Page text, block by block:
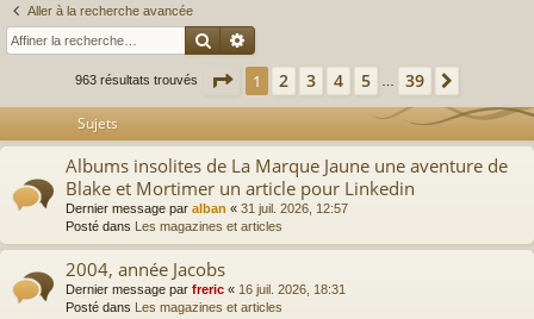
de
h
e
Aller à la recherche avancée
Rechercher
963 résultats trouvés Page 1 sur 39
1 2 3 4 5 39
Sujets
Albums insolites de La Marque Jaune une aventure de
Blake et Mortimer un article pour Linkedin
Dernier message par alban « 31 juil. 2026, 12:57
Posté dans Les magazines et articles
2004, année Jacobs
Dernier message par freric « 16 juil. 2026, 18:31
Posté dans Les magazines et articles